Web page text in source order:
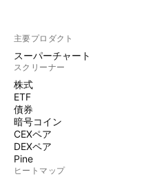
主要プロダクト
スーパーチャート
スクリーナー
株式
ETF
債券
暗号コイン
CEXペア
DEXペア
Pine
ヒートマップ